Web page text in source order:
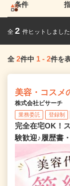
条件
全 2 件ヒットしました
全 2件中 1 - 2件を
美容・コスメ
株式会社ビサーチ
業務委託 登録制
完全在宅OK！
験歓迎♪履歴書